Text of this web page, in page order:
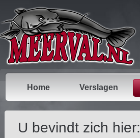
Home Verslagen
U bevindt zich hier: